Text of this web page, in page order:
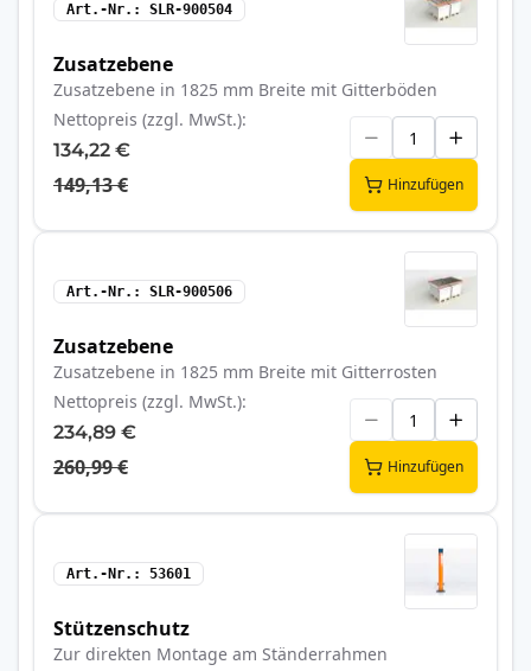
Art.-Nr. SLR-900504
Zusatzebene
Zusatzebene in 1825 mm Breite mit Gitterböden
Nettopreis (zzgl. MwSt.)
134,22 €
149,13 € Hinzufügen
Art.-Nr. SLR-900506
Zusatzebene
Zusatzebene in 1825 mm Breite mit Gitterrosten
Nettopreis (zzgl. MwSt.)
234,89 €
260,99 € Hinzufügen
Art.-Nr. 53601
Stützenschutz
Zur direkten Montage am Ständerrahmen